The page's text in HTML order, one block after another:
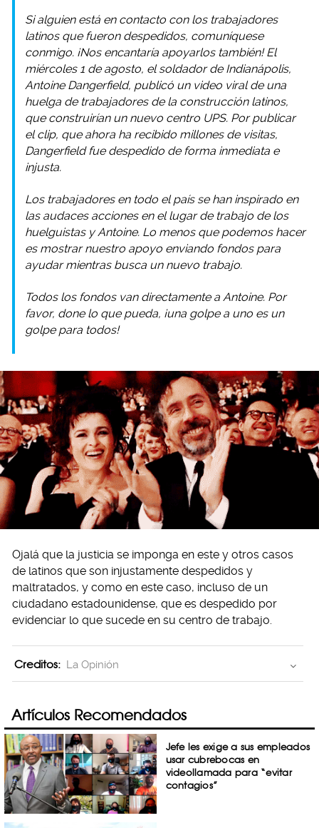
Si alguien está en contacto con los trabajadores
latinos que fueron despedidos, comuníquese
conmigo. ¡Nos encantaría apoyarlos también! El
miércoles 1 de agosto, el soldador de Indianápolis,
Antoine Dangerfield, publicó un video viral de una
huelga de trabajadores de la construcción latinos,
que construirían un nuevo centro UPS. Por publicar
el clip, que ahora ha recibido millones de visitas,
Dangerfield fue despedido de forma inmediata e
injusta.
Los trabajadores en todo el país se han inspirado en
las audaces acciones en el lugar de trabajo de los
huelguistas y Antoine. Lo menos que podemos hacer
es mostrar nuestro apoyo enviando fondos para
ayudar mientras busca un nuevo trabajo.
Todos los fondos van directamente a Antoine. Por
favor, done lo que pueda, ¡una golpe a uno es un
golpe para todos!
Ojalá que la justicia se imponga en este y otros casos
de latinos que son injustamente despedidos y
maltratados, y como en este caso, incluso de un
ciudadano estadounidense, que es despedido por
evidenciar lo que sucede en su centro de trabajo.
Creditos: La Opinión
Artículos Recomendados
Jefe les exige a sus empleados
usar cubrebocas en
videollamada para “evitar
contagios”